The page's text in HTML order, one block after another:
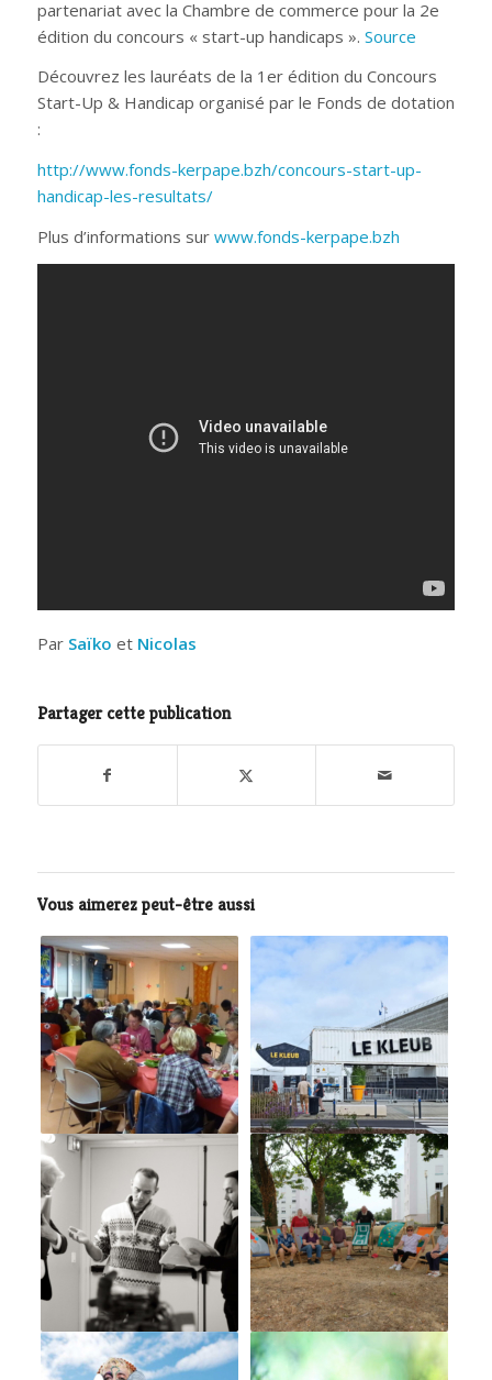
partenariat avec la Chambre de commerce pour la 2e
édition du concours « start-up handicaps ». Source
Découvrez les lauréats de la 1er édition du Concours
Start-Up & Handicap organisé par le Fonds de dotation
:
http://www.fonds-kerpape.bzh/concours-start-up-
handicap-les-resultats/
Plus d’informations sur www.fonds-kerpape.bzh
Par Saïko et Nicolas
Partager cette publication
Vous aimerez peut-être aussi